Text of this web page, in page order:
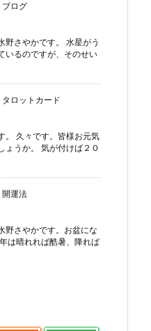
ブログ
野さやかです。 水星がう
いるのですが、そのせい
タロットカード
。 久々です。皆様お元気
ょうか。 気が付けば２０
開運法
野さやかです。お盆にな
は晴れれば酷暑、降れば